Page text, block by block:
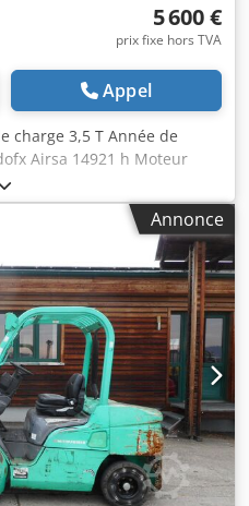
5 600 €
prix fixe hors TVA
Appel
charge 3,5 T Année de
Airsa 14921 h Moteur
J'ai 2 pièces
Annonce